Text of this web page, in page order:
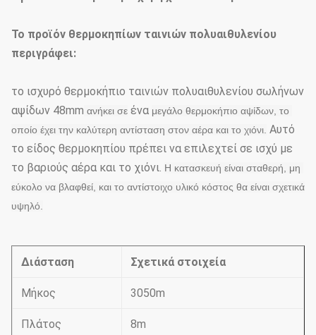
Το προϊόν θερμοκηπίων ταινιών πολυαιθυλενίου
περιγράφει:
το ισχυρό θερμοκήπιο ταινιών πολυαιθυλενίου σωλήνων
αψίδων 48mm ανήκει σε ένα μεγάλο θερμοκήπιο αψίδων, το
οποίο έχει την καλύτερη αντίσταση στον αέρα και το χιόνι. Αυτό
το είδος θερμοκηπίου πρέπει να επιλεχτεί σε ισχύ με
το βαριούς αέρα και το χιόνι. Η κατασκευή είναι σταθερή, μη
εύκολο να βλαφθεί, και το αντίστοιχο υλικό κόστος θα είναι σχετικά
υψηλό
Διάσταση Σχετικά στοιχεία
Μήκος 3050m
Πλάτος 8m